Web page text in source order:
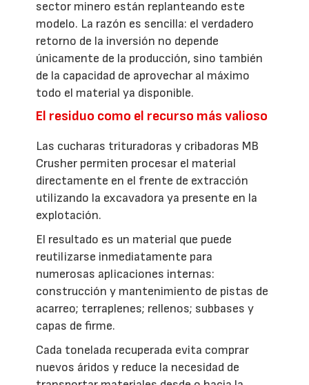
sector minero están replanteando este
modelo. La razón es sencilla: el verdadero
retorno de la inversión no depende
únicamente de la producción, sino también
de la capacidad de aprovechar al máximo
todo el material ya disponible.
El residuo como el recurso más valioso
Las cucharas trituradoras y cribadoras MB
Crusher permiten procesar el material
directamente en el frente de extracción
utilizando la excavadora ya presente en la
explotación.
El resultado es un material que puede
reutilizarse inmediatamente para
numerosas aplicaciones internas:
construcción y mantenimiento de pistas de
acarreo; terraplenes; rellenos; subbases y
capas de firme.
Cada tonelada recuperada evita comprar
nuevos áridos y reduce la necesidad de